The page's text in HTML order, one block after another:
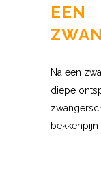
EEN
Na een
diepe